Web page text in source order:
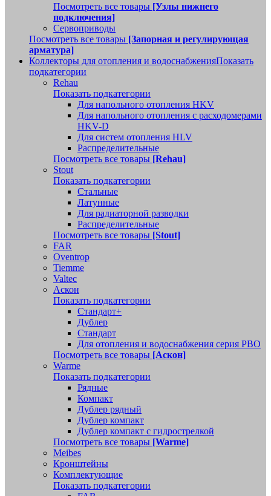
Посмотреть все товары [Узлы нижнего
подключения]
Сервоприводы
Посмотреть все товары [Запорная и регулирующая
арматура]
Коллекторы для отопления и водоснабженияПоказать
подкатегории
Rehau
Показать подкатегории
Для напольного отопления HKV
Для напольного отопления с расходомерами
HKV-D
Для систем отопления HLV
Распределительные
Посмотреть все товары [Rehau]
Stout
Показать подкатегории
Стальные
Латунные
Для радиаторной разводки
Распределительные
Посмотреть все товары [Stout]
FAR
Oventrop
Tiemme
Valtec
Аскон
Показать подкатегории
Стандарт+
Дублер
Стандарт
Для отопления и водоснабжения серия РВО
Посмотреть все товары [Аскон]
Warme
Показать подкатегории
Рядные
Компакт
Дублер рядный
Дублер компакт
Дублер компакт с гидрострелкой
Посмотреть все товары [Warme]
Meibes
Кронштейны
Комплектующие
Показать подкатегории